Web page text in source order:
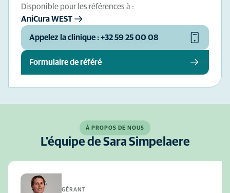
Disponible pour les références à :
AniCura WEST
Appelez la clinique : +32 59 25 00 08
Formulaire de référé
À PROPOS DE NOUS
L'équipe de Sara Simpelaere
GÉRANT